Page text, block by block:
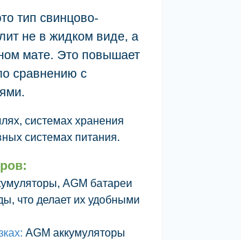
тип свинцово-
не в жидком виде, а
мате. Это повышает
сравнению с
системах хранения
системах питания.
AGM батареи
что делает их удобными
AGM аккумуляторы